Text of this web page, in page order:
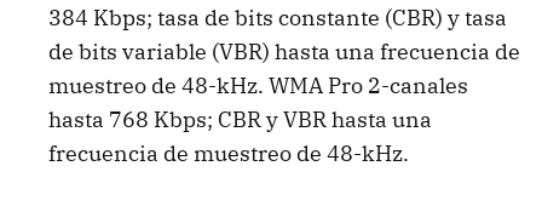
384 Kbps; tasa de bits constante (CBR) y tasa
de bits variable (VBR) hasta una frecuencia de
muestreo de 48-kHz. WMA Pro 2-canales
hasta 768 Kbps; CBRyVBRhasta una
frecuencia de muestreo de 48-kHz.